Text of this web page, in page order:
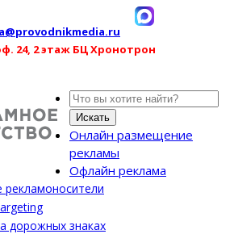
24, 2 этаж БЦ Хронотрон
Искать
Онлайн размещение
рекламы
Офлайн реклама
дорожных знаках